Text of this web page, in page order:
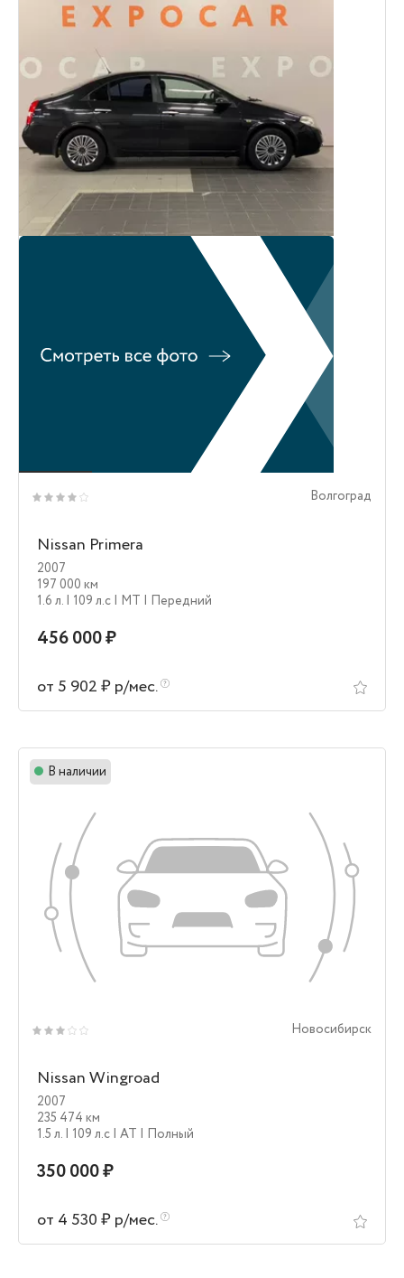
Волгоград
Nissan Primera
2007
197 000 км
1.6 л. | 109 л.c | MT | Передний
456 000 ₽
от 5 902 ₽ р/мес.
В наличии
Новосибирск
Nissan Wingroad
2007
235 474 км
1.5 л. | 109 л.c | AT | Полный
350 000 ₽
от 4 530 ₽ р/мес.